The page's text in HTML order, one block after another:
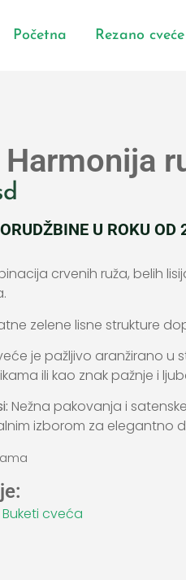
Početna Rezano cveće
U ROKU OD
crvenih ruža, belih
zelene lisne strukture
je pažljivo aranžirano u
ili kao znak pažnje i
Nežna pakovanja i
izborom za elegantno
Buketi cveća